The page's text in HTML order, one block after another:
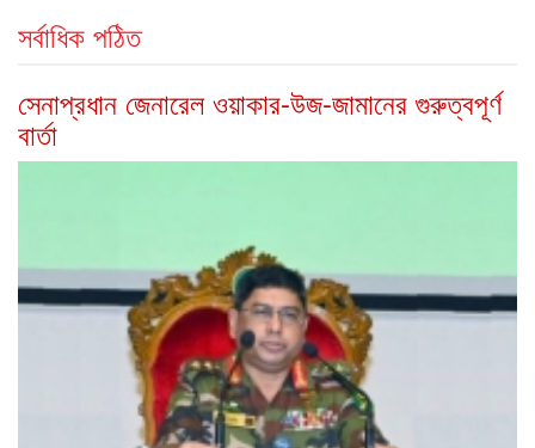
সর্বাধিক পঠিত
সেনাপ্রধান জেনারেল ওয়াকার-উজ-জামানের গুরুত্বপূর্ণ
বার্তা